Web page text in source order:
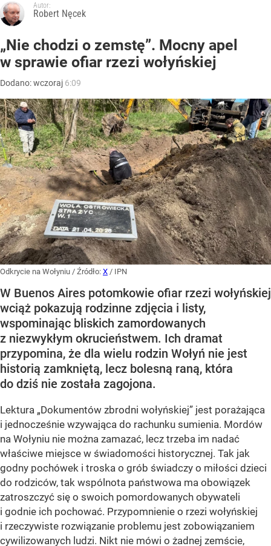
Autor:
Robert Nęcek
„Nie chodzi o zemstę”. Mocny apel
w sprawie ofiar rzezi wołyńskiej
Dodano:wczoraj 6:09
Odkrycie na Wołyniu / Źródło: X / IPN
W Buenos Aires potomkowie ofiar rzezi wołyńskiej
wciąż pokazują rodzinne zdjęcia i listy,
wspominając bliskich zamordowanych
z niezwykłym okrucieństwem. Ich dramat
przypomina, że dla wielu rodzin Wołyń nie jest
historią zamkniętą, lecz bolesną raną, która
do dziś nie została zagojona.
Lektura „Dokumentów zbrodni wołyńskiej” jest porażająca
i jednocześnie wzywająca do rachunku sumienia. Mordów
na Wołyniu nie można zamazać, lecz trzeba im nadać
właściwe miejsce w świadomości historycznej. Tak jak
godny pochówek i troska o grób świadczy o miłości dzieci
do rodziców, tak wspólnota państwowa ma obowiązek
zatroszczyć się o swoich pomordowanych obywateli
i godnie ich pochować. Przypomnienie o rzezi wołyńskiej
i rzeczywiste rozwiązanie problemu jest zobowiązaniem
cywilizowanych ludzi. Nikt nie mówi o żadnej zemście,